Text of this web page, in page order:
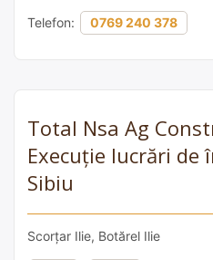
Telefon: 0769 240 378
Total Nsa Ag
Execuție lucrări de
Sibiu
Scorțar Ilie, Botărel Ilie